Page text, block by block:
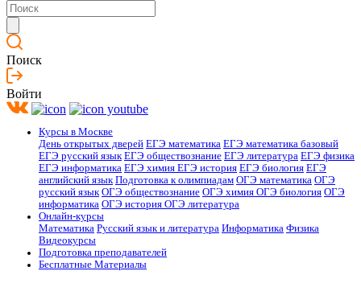
Поиск
Войти
Курсы в Москве
День открытых дверей ЕГЭ математика ЕГЭ математика базовый
ЕГЭ русский язык ЕГЭ обществознание ЕГЭ литература ЕГЭ физика
ЕГЭ информатика ЕГЭ химия ЕГЭ история ЕГЭ биология ЕГЭ
английский язык Подготовка к олимпиадам ОГЭ математика ОГЭ
русский язык ОГЭ обществознание ОГЭ химия ОГЭ биология ОГЭ
информатика ОГЭ история ОГЭ литература
Онлайн-курсы
Математика Русский язык и литература Информатика Физика
Видеокурсы
Подготовка преподавателей
Бесплатные Материалы